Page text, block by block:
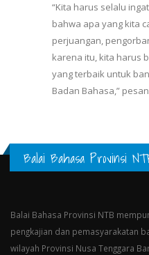
“Kita harus selalu
bahwa apa yang kita
perjuangan,
karena itu, kita harus
yang terbaik untuk
Badan Bahasa,”
Balai Bahasa Provinsi
Balai Bahasa Provinsi NTB
pengkajian dan pemasyarakatan
wilayah Provinsi Nusa Tenggara